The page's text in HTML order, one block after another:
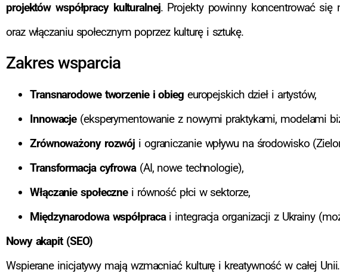
projektów współpracy kulturalnej. Projekty powinny koncentrować się
oraz włączaniu społecznym poprzez kulturę i sztukę.
Zakres wsparcia
Transnarodowe tworzenie i obiegeuropejskich dzieł i artystów,
Innowacje(eksperymentowanie z nowymi praktykami, modelami
Zrównoważony rozwój i ograniczanie wpływu na środowisko
Transformacja cyfrowa(AI, nowe technologie),
Włączanie społecznei równość płci w sektorze,
Międzynarodowa współpracai integracja organizacji z Ukrainy
Nowy akapit (SEO)
Wspierane inicjatywy mają wzmacniać kulturę i kreatywność w całej